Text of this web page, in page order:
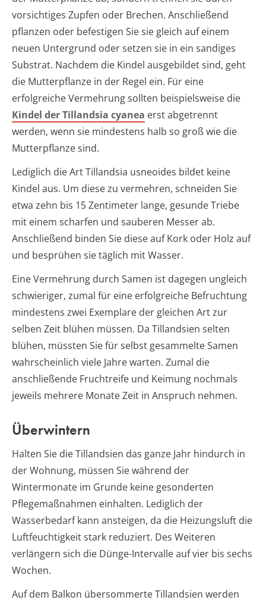
vorsichtiges Zupfen oder Brechen. Anschließend
pflanzen oder befestigen Sie sie gleich auf einem
neuen Untergrund oder setzen sie in ein sandiges
Substrat. Nachdem die Kindel ausgebildet sind, geht
die Mutterpflanze in der Regel ein. Für eine
erfolgreiche Vermehrung sollten beispielsweise die
Kindel der Tillandsia cyanea erst abgetrennt
werden, wenn sie mindestens halb so groß wie die
Mutterpflanze sind.
Lediglich die Art Tillandsia usneoides bildet keine
Kindel aus. Um diese zu vermehren, schneiden Sie
etwa zehn bis 15 Zentimeter lange, gesunde Triebe
mit einem scharfen und sauberen Messer ab.
Anschließend binden Sie diese auf Kork oder Holz auf
und besprühen sie täglich mit Wasser.
Eine Vermehrung durch Samen ist dagegen ungleich
schwieriger, zumal für eine erfolgreiche Befruchtung
mindestens zwei Exemplare der gleichen Art zur
selben Zeit blühen müssen. Da Tillandsien selten
blühen, müssten Sie für selbst gesammelte Samen
wahrscheinlich viele Jahre warten. Zumal die
anschließende Fruchtreife und Keimung nochmals
jeweils mehrere Monate Zeit in Anspruch nehmen.
Überwintern
Halten Sie die Tillandsien das ganze Jahr hindurch in
der Wohnung, müssen Sie während der
Wintermonate im Grunde keine gesonderten
Pflegemaßnahmen einhalten. Lediglich der
Wasserbedarf kann ansteigen, da die Heizungsluft die
Luftfeuchtigkeit stark reduziert. Des Weiteren
verlängern sich die Dünge-Intervalle auf vier bis sechs
Wochen.
Auf dem Balkon übersommerte Tillandsien werden